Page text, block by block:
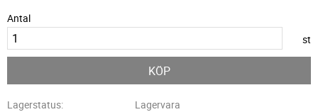
Antal
st
KÖP
Lagerstatus
Lagervara